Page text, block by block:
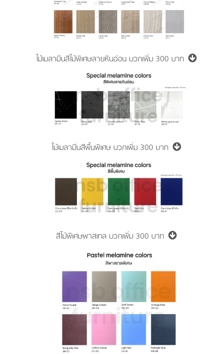
ไม้เมลามีนสีไม้พิเศษลายหินอ่อน บวกเพิ่ม 300 บาท
ไม้เมลามีนสีพื้นพิเศษ บวกเพิ่ม 300 บาท
สีไม้พิเศษพาสเทล บวกเพิ่ม 300 บาท